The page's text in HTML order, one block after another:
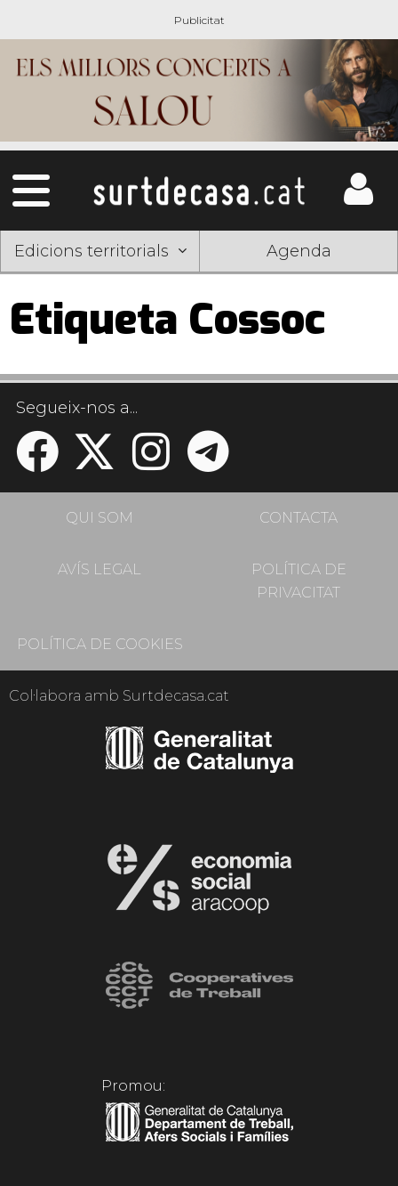
Edicions territorials Agenda
Etiqueta Cossoc
Segueix-nos a...
QUI SOM CONTACTA
AVÍS LEGAL
POLÍTICA DE
PRIVACITAT
POLÍTICA DE COOKIES
Col·labora amb Surtdecasa.cat
Promou: